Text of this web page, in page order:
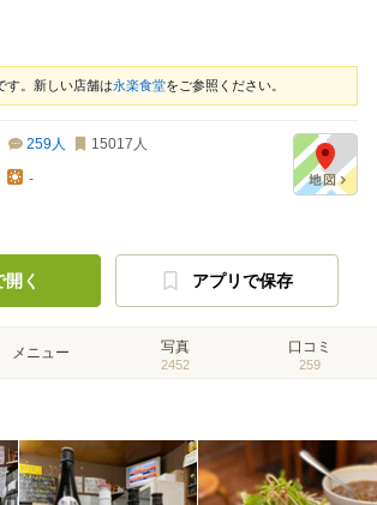
す。新しい店舗は永楽食堂をご参照ください。
259人 15017 人
-
く アプリで保存
メニュー 写真
2452
口コミ
259